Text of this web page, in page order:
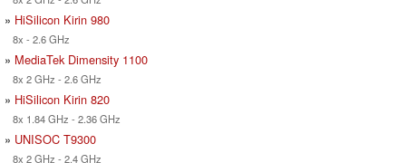
» HiSilicon Kirin 980
8x - 2.6 GHz
» MediaTek Dimensity 1100
8x 2 GHz - 2.6 GHz
» HiSilicon Kirin 820
8x 1.84 GHz - 2.36 GHz
» UNISOC T9300
8x 2 GHz - 2.4 GHz